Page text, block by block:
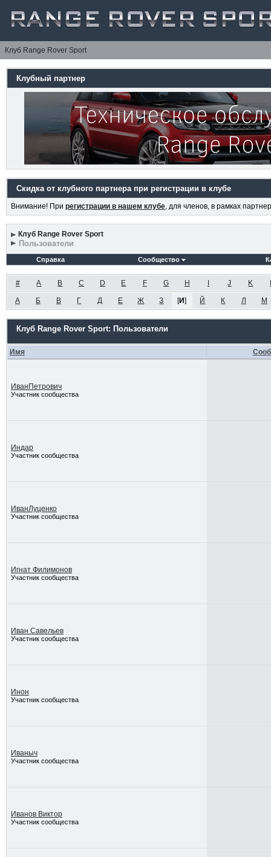
Клуб Range Rover Sport
Клубный партнер
Скидка от клубного партнера при регистрации в клубе
Внимание! При регистрации в нашем клубе, для членов, в рамках
Клуб Range Rover Sport
Пользователи
Справка Сообщество
# A B C D E F G H J K
А Б В Г Д Е Ж З [И] Й К Л М
Клуб Range Rover Sport: Пользователи
Имя
ИванПетрович
Участник сообщества
Индар
Участник сообщества
ИванЛуценко
Участник сообщества
Игнат Филимонов
Участник сообщества
Иван Савельев
Участник сообщества
Инон
Участник сообщества
Иваныч
Участник сообщества
Иванов Виктор
Участник сообщества